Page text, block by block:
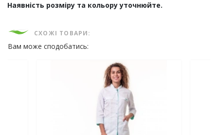
Наявність розміру та кольору уточнюйте.
СХОЖІ ТОВАРИ:
Вам може сподобатись: